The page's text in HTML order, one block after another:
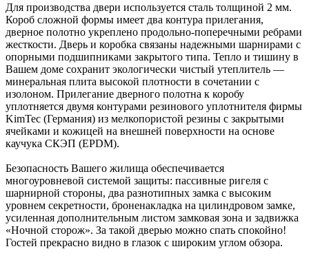
Для производства двери используется сталь толщиной 2 мм.
Короб сложной формы имеет два контура прилегания,
дверное полотно укреплено продольно-поперечными ребрами
жесткости. Дверь и коробка связаны надежными шарнирами с
опорными подшипниками закрытого типа. Тепло и тишину в
Вашем доме сохранит экологически чистый утеплитель —
минеральная плита высокой плотности в сочетании с
изолоном. Прилегание дверного полотна к коробу
уплотняется двумя контурами резинового уплотнителя фирмы
KimTec (Германия) из мелкопористой резины с закрытыми
ячейками и кожицей на внешней поверхности на основе
каучука СКЭП (EPDM).
Безопасность Вашего жилища обеспечивается
многоуровневой системой защиты: пассивные ригеля с
шарнирной стороны, два разнотипных замка с высоким
уровнем секретности, броненакладка на цилиндровом замке,
усиленная дополнительным листом замковая зона и задвижка
«Ночной сторож». За такой дверью можно спать спокойно!
Гостей прекрасно видно в глазок с широким углом обзора.